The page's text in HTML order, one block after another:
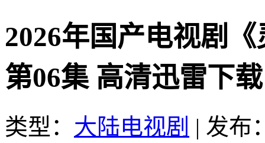
2026年国产电视剧
第06集 高清迅雷下载
类型： 大陆电视剧 | 发布